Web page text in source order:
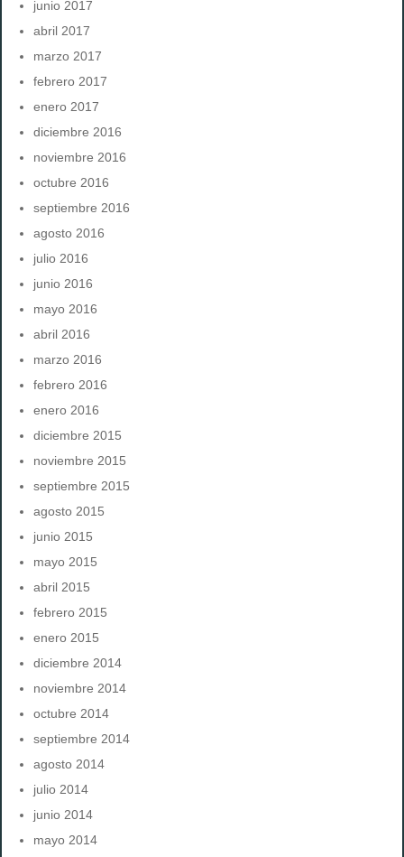
junio 2017
abril 2017
marzo 2017
febrero 2017
enero 2017
diciembre 2016
noviembre 2016
octubre 2016
septiembre 2016
agosto 2016
julio 2016
junio 2016
mayo 2016
abril 2016
marzo 2016
febrero 2016
enero 2016
diciembre 2015
noviembre 2015
septiembre 2015
agosto 2015
junio 2015
mayo 2015
abril 2015
febrero 2015
enero 2015
diciembre 2014
noviembre 2014
octubre 2014
septiembre 2014
agosto 2014
julio 2014
junio 2014
mayo 2014